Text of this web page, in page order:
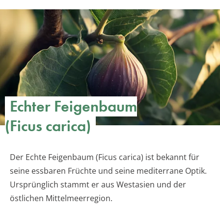
Echter Feigenbaum
(Ficus carica)
Der Echte Feigenbaum (Ficus carica) ist bekannt für
seine essbaren Früchte und seine mediterrane Optik.
Ursprünglich stammt er aus Westasien und der
östlichen Mittelmeerregion.